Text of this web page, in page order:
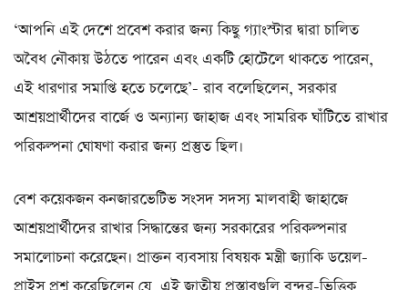
‘আপনি এই দেশে প্রবেশ করার জন্য কিছু গ্যাংস্টার দ্বারা চালিত
অবৈধ নৌকায় উঠতে পারেন এবং একটি হোটেলে থাকতে পারেন,
এই ধারণার সমাপ্তি হতে চলেছে’- রাব বলেছিলেন, সরকার
আশ্রয়প্রার্থীদের বার্জে ও অন্যান্য জাহাজ এবং সামরিক ঘাঁটিতে রাখার
পরিকল্পনা ঘোষণা করার জন্য প্রস্তুত ছিল।
বেশ কয়েকজন কনজারভেটিভ সংসদ সদস্য মালবাহী জাহাজে
আশ্রয়প্রার্থীদের রাখার সিদ্ধান্তের জন্য সরকারের পরিকল্পনার
সমালোচনা করেছেন। প্রাক্তন ব্যবসায় বিষয়ক মন্ত্রী জ্যাকি ডয়েল-